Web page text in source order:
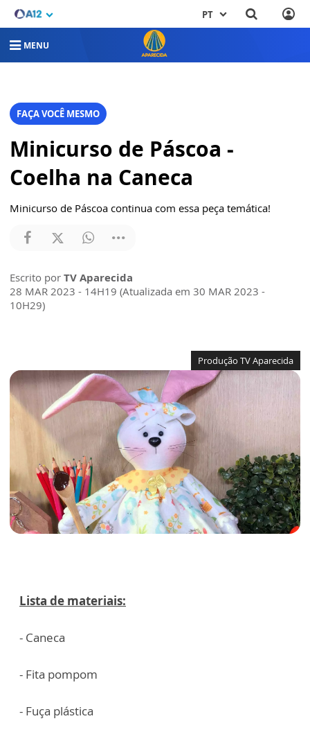
PT
MENU
FAÇA VOCÊ MESMO
Minicurso de Páscoa -
Coelha na Caneca
Minicurso de Páscoa continua com essa peça temática!
Escrito por TV Aparecida
28 MAR 2023 - 14H19 (Atualizada em 30 MAR 2023 -
10H29)
Produção TV Aparecida
Lista de materiais:
- Caneca
- Fita pompom
- Fuça plástica